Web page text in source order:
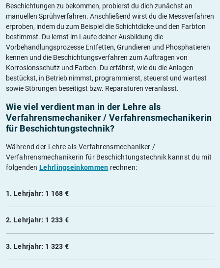
Beschichtungen zu bekommen, probierst du dich zunächst an
manuellen Sprühverfahren. Anschließend wirst du die Messverfahren
erproben, indem du zum Beispiel die Schichtdicke und den Farbton
bestimmst. Du lernst im Laufe deiner Ausbildung die
Vorbehandlungsprozesse Entfetten, Grundieren und Phosphatieren
kennen und die Beschichtungsverfahren zum Auftragen von
Korrosionsschutz und Farben. Du erfährst, wie du die Anlagen
bestückst, in Betrieb nimmst, programmierst, steuerst und wartest
sowie Störungen beseitigst bzw. Reparaturen veranlasst.
Wie viel verdient man in der Lehre als
Verfahrensmechaniker / Verfahrensmechanikerin
für Beschichtungstechnik?
Während der Lehre als Verfahrensmechaniker /
Verfahrensmechanikerin für Beschichtungstechnik kannst du mit
folgenden Lehrlingseinkommen rechnen:
1. Lehrjahr: 1 168 €
2. Lehrjahr: 1 233 €
3. Lehrjahr: 1 323 €